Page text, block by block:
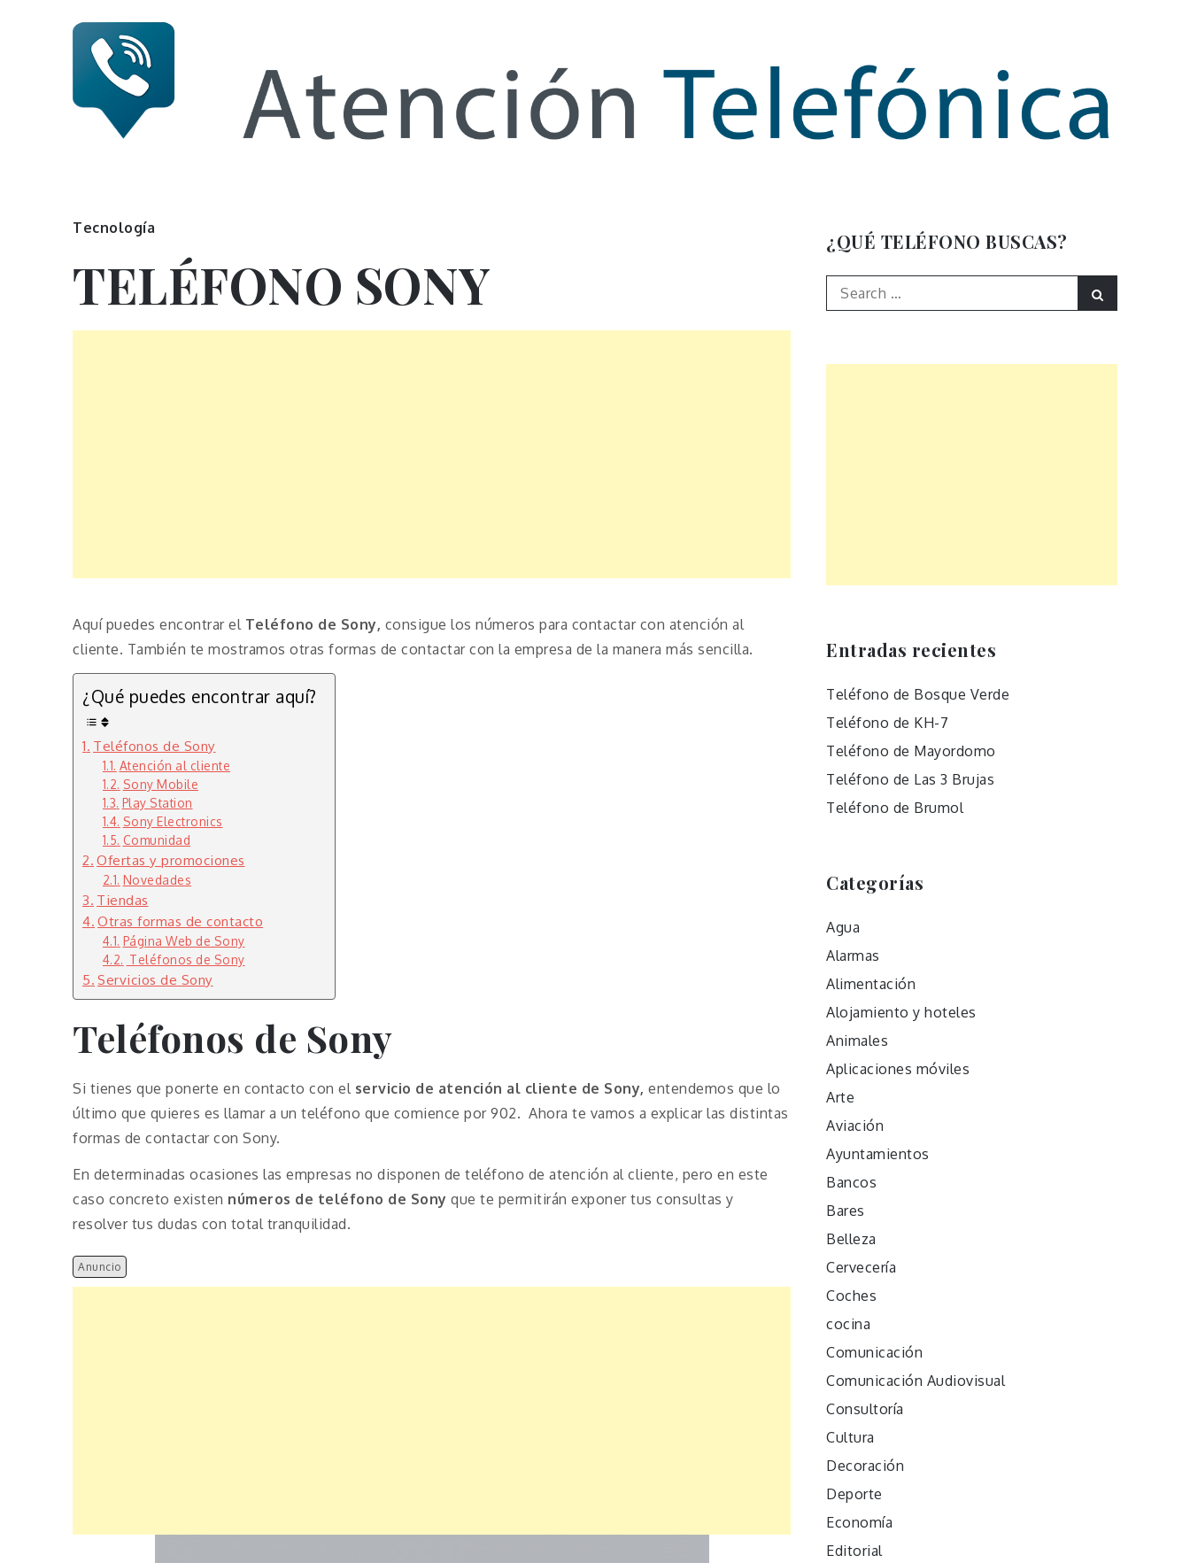
Numero de Información
Tecnología
TELÉFONO SONY
Aquí puedes encontrar elTeléfono de Sony, consigue los números para contactar con atención al
cliente. También te mostramos otras formas de contactar con la empresa de la manera más sencilla.
¿Qué puedes encontrar aquí?
Teléfonos de Sony
Atención al cliente
Sony Mobile
Play Station
Sony Electronics
Comunidad
Ofertas y promociones
Novedades
Tiendas
Otras formas de contacto
Página Web de Sony
Teléfonos de Sony
Servicios de Sony
Teléfonos de Sony
Si tienes que ponerte en contacto con el servicio de atención al cliente de Sony, entendemos que lo
último que quieres es llamar a un teléfono que comience por 902. Ahora te vamos a explicar las distintas
formas de contactar con Sony.
En determinadas ocasiones las empresas no disponen de teléfono de atención al cliente, pero en este
caso concreto existen números de teléfono de Sony que te permitirán exponer tus consultas y
resolver tus dudas con total tranquilidad.
Anuncio
¿QUÉ TELÉFONO BUSCAS?
Search
for:
Entradas recientes
Teléfono de Bosque Verde
Teléfono de KH-7
Teléfono de Mayordomo
Teléfono de Las 3 Brujas
Teléfono de Brumol
Categorías
Agua
Alarmas
Alimentación
Alojamiento y hoteles
Animales
Aplicaciones móviles
Arte
Aviación
Ayuntamientos
Bancos
Bares
Belleza
Cervecería
Coches
cocina
Comunicación
Comunicación Audiovisual
Consultoría
Cultura
Decoración
Deporte
Economía
Editorial